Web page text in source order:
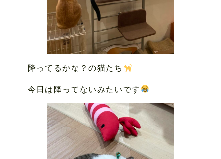
降ってるかな？の猫たち
今日は降ってないみたいです